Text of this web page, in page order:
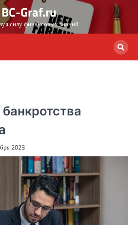
BC-Graf.ru
силу финансовых знаний
2023